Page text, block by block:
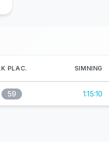
PLAC. SIMNING
59 1:15:10